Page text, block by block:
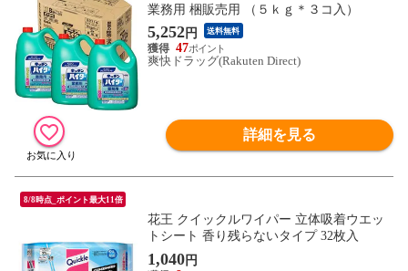
業務用 梱販売用 （５ｋｇ＊３コ入）
5,252円 送料無料
47
爽快ドラッグ(Rakuten Direct)
詳細を見る
8/8時点_ポイント最大11倍
花王 クイックルワイパー 立体吸着ウエッ
トシート 香り残らないタイプ 32枚入
1,040円